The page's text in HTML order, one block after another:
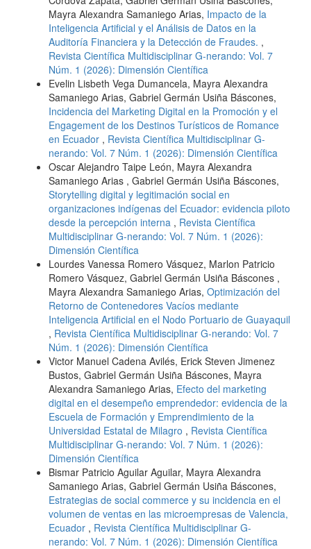
Mayra Alexandra Samaniego Arias, Impacto de la
Inteligencia Artificial y el Análisis de Datos en la
Auditoría Financiera y la Detección de Fraudes. ,
Revista Científica Multidisciplinar G-nerando: Vol. 7
Núm. 1 (2026): Dimensión Científica
Evelin Lisbeth Vega Dumancela, Mayra Alexandra
Samaniego Arias, Gabriel Germán Usiña Báscones,
Incidencia del Marketing Digital en la Promoción y el
Engagement de los Destinos Turísticos de Romance
en Ecuador , Revista Científica Multidisciplinar G-
nerando: Vol. 7 Núm. 1 (2026): Dimensión Científica
Oscar Alejandro Taipe León, Mayra Alexandra
Samaniego Arias , Gabriel Germán Usiña Báscones,
Storytelling digital y legitimación social en
organizaciones indígenas del Ecuador: evidencia piloto
desde la percepción interna , Revista Científica
Multidisciplinar G-nerando: Vol. 7 Núm. 1 (2026):
Dimensión Científica
Lourdes Vanessa Romero Vásquez, Marlon Patricio
Romero Vásquez, Gabriel Germán Usiña Báscones ,
Mayra Alexandra Samaniego Arias, Optimización del
Retorno de Contenedores Vacíos mediante
Inteligencia Artificial en el Nodo Portuario de Guayaquil
, Revista Científica Multidisciplinar G-nerando: Vol. 7
Núm. 1 (2026): Dimensión Científica
Victor Manuel Cadena Avilés, Erick Steven Jimenez
Bustos, Gabriel Germán Usiña Báscones, Mayra
Alexandra Samaniego Arias, Efecto del marketing
digital en el desempeño emprendedor: evidencia de la
Escuela de Formación y Emprendimiento de la
Universidad Estatal de Milagro , Revista Científica
Multidisciplinar G-nerando: Vol. 7 Núm. 1 (2026):
Dimensión Científica
Bismar Patricio Aguilar Aguilar, Mayra Alexandra
Samaniego Arias, Gabriel Germán Usiña Báscones,
Estrategias de social commerce y su incidencia en el
volumen de ventas en las microempresas de Valencia,
Ecuador , Revista Científica Multidisciplinar G-
nerando: Vol. 7 Núm. 1 (2026): Dimensión Científica